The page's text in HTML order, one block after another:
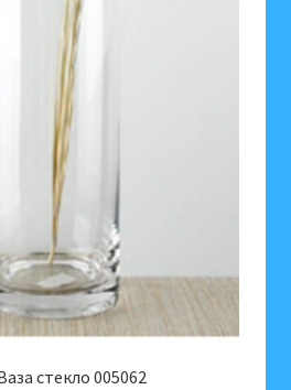
стекло 005062